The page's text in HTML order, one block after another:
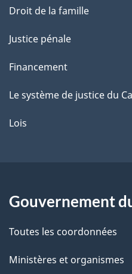
Droit de la famille
Justice pénale
Financement
Le système de justice du
Lois
Gouvernement
Toutes les coordonnées
Ministères et organismes